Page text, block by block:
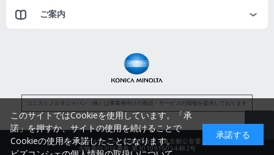
ご案内
コニカミノルタジャパン（株）は事業者向けの商品・サービスの情報を提供しております
コニカミノルタジャパン株式会社／東京都公安委員会
古物商許可証番号 第3010916054482号
このサイトではCookieを使用しています。「承
諾」を押すか、サイトの使用を続けることで
Cookieの使用を承諾したことになります。
承諾する